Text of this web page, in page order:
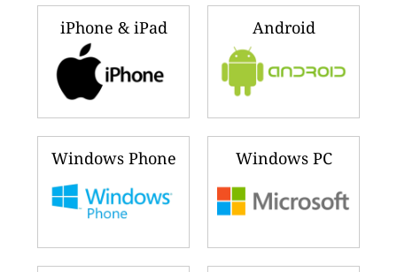
iPhone & iPad Android
Windows Phone Windows PC